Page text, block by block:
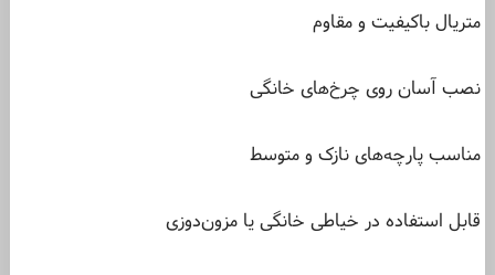
متریال باکیفیت و مقاوم
نصب آسان روی چرخ‌های خانگی
مناسب پارچه‌های نازک و متوسط
قابل استفاده در خیاطی خانگی یا مزون‌دوزی